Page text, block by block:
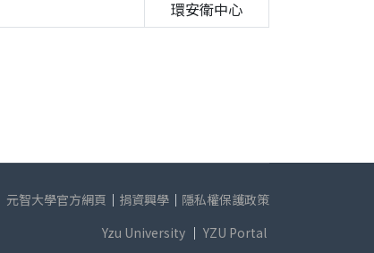
環安衛中心
元智大學官方網頁 ｜ 捐資興學 ｜ 隱私權保護政策
Yzu University ｜ YZU Portal